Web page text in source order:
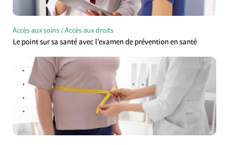
Accès aux soins / Accès aux droits
Le point sur sa santé avec l’examen de prévention en santé